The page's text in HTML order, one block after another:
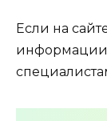
Если на
информации,